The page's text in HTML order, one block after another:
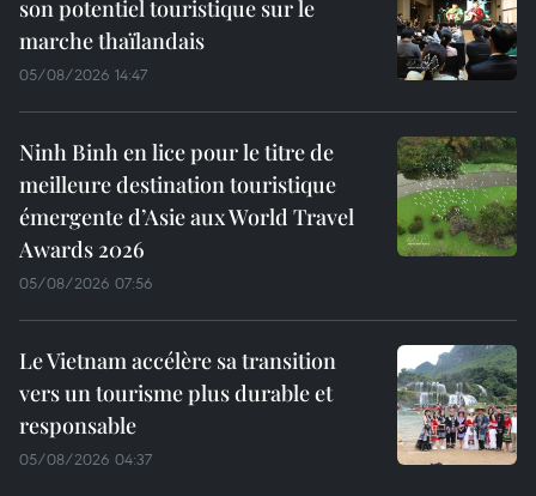
son potentiel touristique sur le
marche thaïlandais
05/08/2026 14:47
Ninh Binh en lice pour le titre de
meilleure destination touristique
émergente d’Asie aux World Travel
Awards 2026
05/08/2026 07:56
Le Vietnam accélère sa transition
vers un tourisme plus durable et
responsable
05/08/2026 04:37